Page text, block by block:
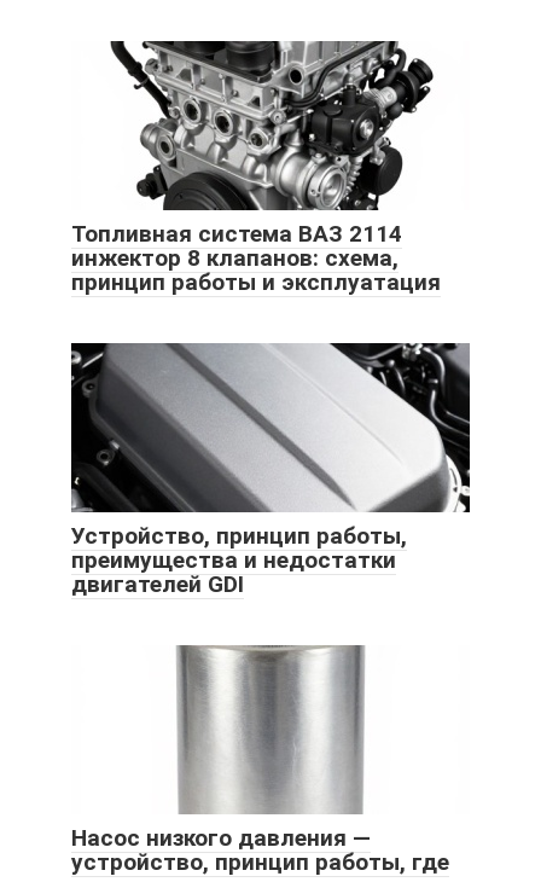
Топливная система ВАЗ 2114
инжектор 8 клапанов: схема,
принцип работы и эксплуатация
Устройство, принцип работы,
преимущества и недостатки
двигателей GDI
Насос низкого давления —
устройство, принцип работы, где